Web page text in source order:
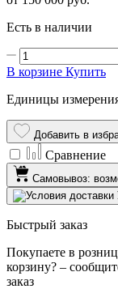
Есть в наличии
В корзине Купить
Единицы
Добавить в
Сравнение
Самовывоз:
Быстрый заказ
Покупаете в
корзину? –
заказ